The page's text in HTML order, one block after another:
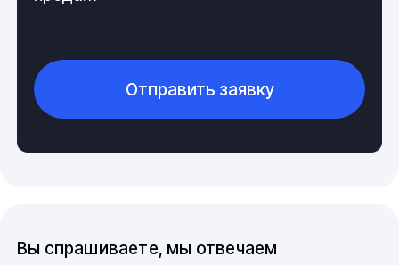
Производится приспособление в горячих цехах
химических предприятий, на специальном
оборудовании, методом выдавливания (экструзии)
расплавленного сырья, под давлением, через
калибровочные отверстия. Далее следует
инженерный фторопласт, вышеупомянутых марок.
Технические параметры приспособлений
Отправить заявку
Вы спрашиваете, мы отвечаем